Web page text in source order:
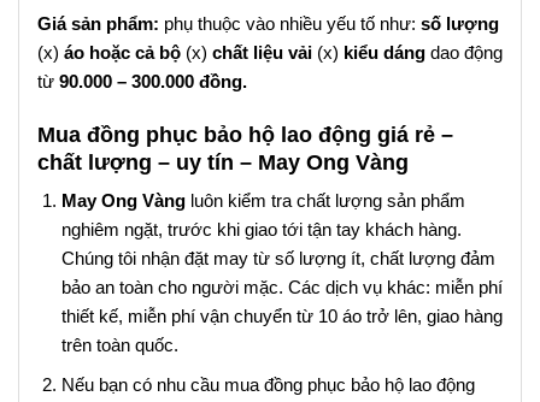
Giá sản phẩm: phụ thuộc vào nhiều yếu tố như: số lượng
(x) áo hoặc cả bộ (x) chất liệu vải (x) kiểu dáng dao động
từ 90.000 – 300.000 đồng.
Mua đồng phục bảo hộ lao động giá rẻ –
chất lượng – uy tín – May Ong Vàng
May Ong Vàngluôn kiểm tra chất lượng sản phẩm
nghiêm ngặt, trước khi giao tới tận tay khách hàng.
Chúng tôi nhận đặt may từ số lượng ít, chất lượng đảm
bảo an toàn cho người mặc. Các dịch vụ khác: miễn phí
thiết kế, miễn phí vận chuyển từ 10 áo trở lên, giao hàng
trên toàn quốc.
Nếu bạn có nhu cầu mua đồng phục bảo hộ lao động